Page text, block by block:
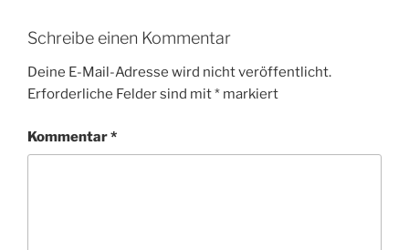
Schreibe einen Kommentar
Deine E-Mail-Adresse wird nicht veröffentlicht.
Erforderliche Felder sind mit* markiert
Kommentar*